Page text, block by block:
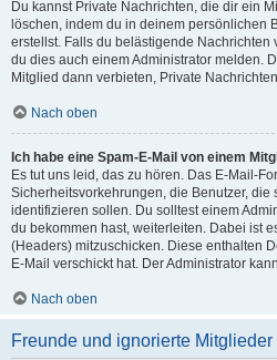
Du kannst Private Nachrichten, die dir ein
löschen, indem du in deinem persönlichen
erstellst. Falls du belästigende Nachrichten
du dies auch einem Administrator melden.
Mitglied dann verbieten, Private
Nach oben
Ich habe eine Spam-E-Mail von einem
Es tut uns leid, das zu hören. Das E-Mail-
Sicherheitsvorkehrungen, die Benutzer,
identifizieren sollen. Du solltest einem
du bekommen hast, weiterleiten. Dabei ist
(Headers) mitzuschicken. Diese enthalten
E-Mail verschickt hat. Der Administrator
Nach oben
Freunde und ignorierte Mitglieder